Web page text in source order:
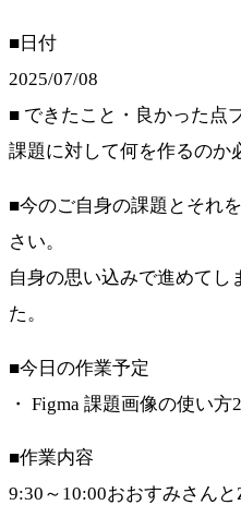
■日付
2025/07/08
■ できたこと・良かった点
課題に対して何を作るのか
■今のご自身の課題とそれ
さい。
自身の思い込みで進めてし
た。
■今日の作業予定
・ Figma 課題画像の使い方2
■作業内容
9:30～10:00おおすみさんと